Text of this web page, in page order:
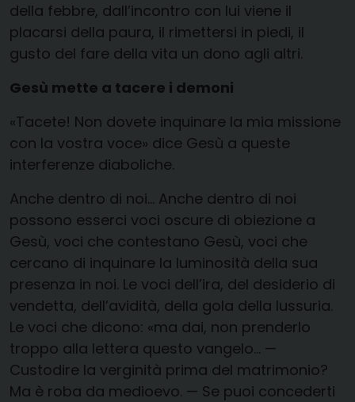
della febbre, dall’incontro con lui viene il
placarsi della paura, il rimettersi in piedi, il
gusto del fare della vita un dono agli altri.
Gesù mette a tacere i demoni
«Tacete! Non dovete inquinare la mia missione
con la vostra voce» dice Gesù a queste
interferenze diaboliche.
Anche dentro di noi… Anche dentro di noi
possono esserci voci oscure di obiezione a
Gesù, voci che contestano Gesù, voci che
cercano di inquinare la luminosità della sua
presenza in noi. Le voci dell’ira, del desiderio di
vendetta, dell’avidità, della gola della lussuria.
Le voci che dicono: «ma dai, non prenderlo
troppo alla lettera questo vangelo… —
Custodire la verginità prima del matrimonio?
Ma è roba da medioevo. — Se puoi concederti